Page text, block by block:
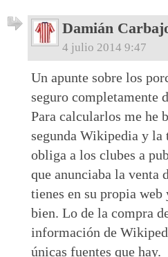
Damián
4 julio 2014 9:47
Un apunte sobre los
seguro completamente
Para calcularlos me he
segunda Wikipedia y la
obliga a los clubes a
que anunciaba la venta
tienes en su propia web
bien. Lo de la compra
información de
únicas fuentes que hay.